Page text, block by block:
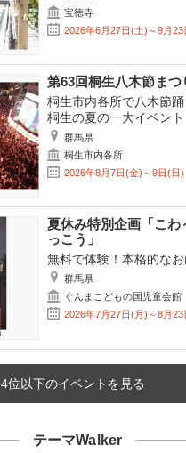
宝徳寺
2026年6月27日(土)～9月23
第63回桐生八木節まつ
桐生市内各所で八木節
桐生の夏の一大イベント
群馬県
桐生市内各所
2026年8月7日(金)～9日(日)
夏休み特別企画「こわ
っこう」
無料で体験！本格的なお
群馬県
ぐんまこどもの国児童会館
2026年7月27日(月)～8月23
4位以下のイベントを見る
テーマWalker